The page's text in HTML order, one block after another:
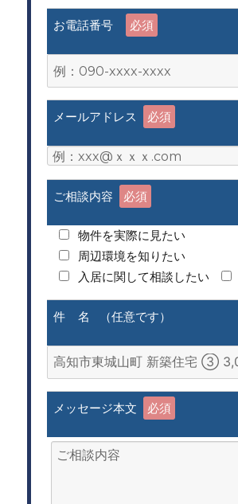
お電話番号 必須
メールアドレス 必須
ご相談内容 必須
物件を実際に見たい
周辺環境を知りたい
入居に関して相談したい
件 名 （任意です）
メッセージ本文 必須